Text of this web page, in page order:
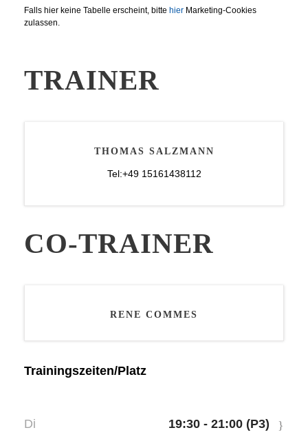
Falls hier keine Tabelle erscheint, bitte hier Marketing-Cookies
zulassen.
TRAINER
THOMAS SALZMANN
Tel:+49 15161438112
CO-TRAINER
RENE COMMES
Trainingszeiten/Platz
Di 19:30 - 21:00 (P3)